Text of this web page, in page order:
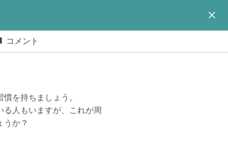
コメント
を持ちましょう。
人もいますが、これが周
うか？